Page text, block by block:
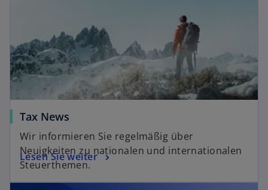
Tax News
Wir informieren Sie regelmäßig über
Neuigkeiten zu nationalen und internationalen
Steuerthemen.
Lesen Sie weiter